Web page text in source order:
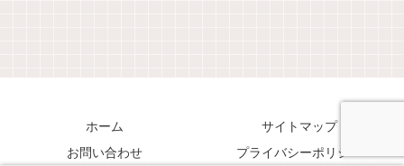
ホーム
サイトマップ
お問い合わせ
プライバシーポリシー